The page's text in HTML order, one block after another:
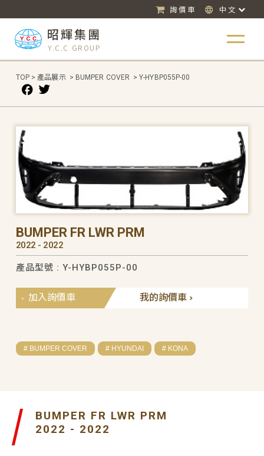
詢價車 中文
昭輝集團
Y.C.C GROUP
TOP > 產品展示 > BUMPER COVER > Y-HYBP055P-00
BUMPER FR LWR PRM
2022 - 2022
產品型號 : Y-HYBP055P-00
我的詢價車
加入詢價車
# BUMPER COVER # HYUNDAI # KONA
BUMPER FR LWR PRM
2022 - 2022